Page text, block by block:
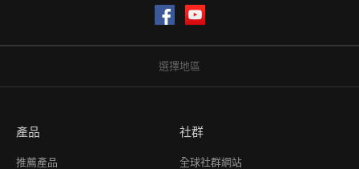
FacebookYouTube
選擇地區
產品
推薦產品
社群
全球社群網站